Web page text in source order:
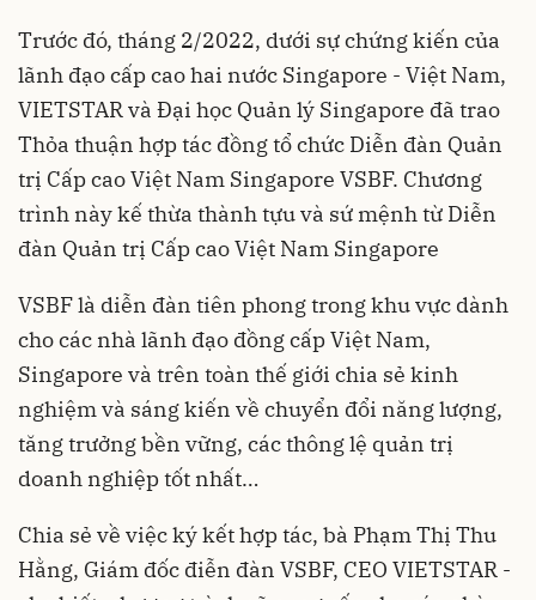
Trước đó, tháng 2/2022, dưới sự chứng kiến của
lãnh đạo cấp cao hai nước Singapore - Việt Nam,
VIETSTAR và Đại học Quản lý Singapore đã trao
Thỏa thuận hợp tác đồng tổ chức Diễn đàn Quản
trị Cấp cao Việt Nam Singapore VSBF. Chương
trình này kế thừa thành tựu và sứ mệnh từ Diễn
đàn Quản trị Cấp cao Việt Nam Singapore
VSBF là diễn đàn tiên phong trong khu vực dành
cho các nhà lãnh đạo đồng cấp Việt Nam,
Singapore và trên toàn thế giới chia sẻ kinh
nghiệm và sáng kiến về chuyển đổi năng lượng,
tăng trưởng bền vững, các thông lệ quản trị
doanh nghiệp tốt nhất…
Chia sẻ về việc ký kết hợp tác, bà Phạm Thị Thu
Hằng, Giám đốc điễn đàn VSBF, CEO VIETSTAR -